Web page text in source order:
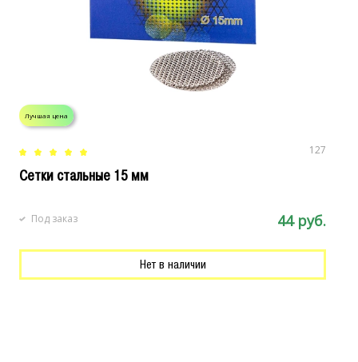
Лучшая цена
127
Сетки стальные 15 мм
44 руб.
Под заказ
Нет в наличии